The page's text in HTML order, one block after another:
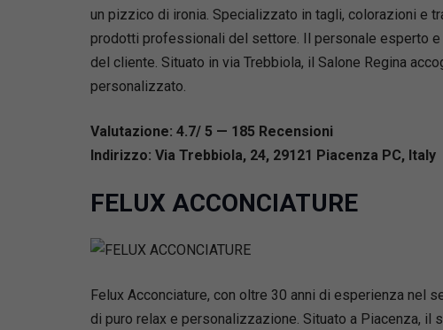
un pizzico di ironia. Specializzato in tagli, colorazioni e
prodotti professionali del settore. Il personale esperto e
del cliente. Situato in via Trebbiola, il Salone Regina
personalizzato.
Valutazione: 4.7/ 5 — 185 Recensioni
Indirizzo: Via Trebbiola, 24, 29121 Piacenza PC, Italy
FELUX ACCONCIATURE
Felux Acconciature, con oltre 30 anni di esperienza nel
di puro relax e personalizzazione. Situato a Piacenza,